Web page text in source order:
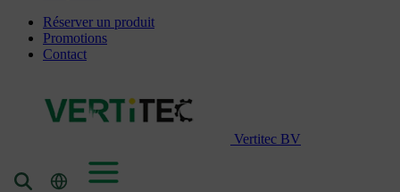
Réserver un produit
Promotions
Contact
Vertitec BV